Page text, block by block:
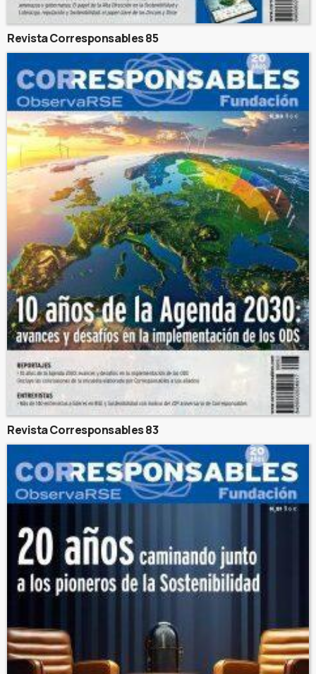
Revista Corresponsables 85
Revista Corresponsables 83